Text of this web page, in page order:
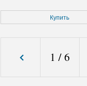
Купить
1 /6